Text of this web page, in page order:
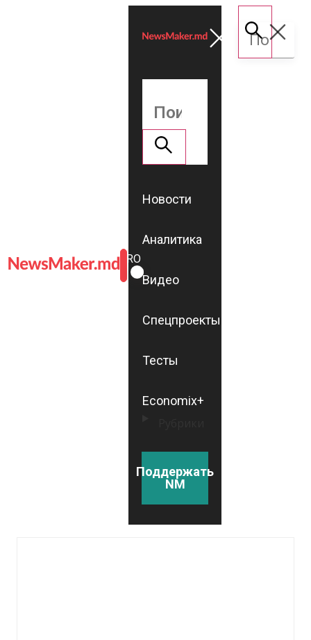
ROMÂNĂ
RU
Новости
Аналитика
Видео
Спецпроекты
Тесты
Economix+
Поддержать
NM